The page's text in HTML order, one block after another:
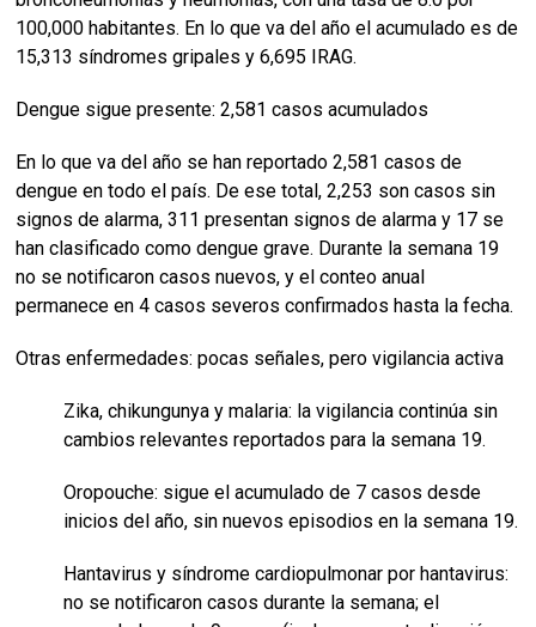
100,000 habitantes. En lo que va del año el acumulado es de
15,313 síndromes gripales y 6,695 IRAG.
Dengue sigue presente: 2,581 casos acumulados
En lo que va del año se han reportado 2,581 casos de
dengue en todo el país. De ese total, 2,253 son casos sin
signos de alarma, 311 presentan signos de alarma y 17 se
han clasificado como dengue grave. Durante la semana 19
no se notificaron casos nuevos, y el conteo anual
permanece en 4 casos severos confirmados hasta la fecha.
Otras enfermedades: pocas señales, pero vigilancia activa
Zika, chikungunya y malaria: la vigilancia continúa sin
cambios relevantes reportados para la semana 19.
Oropouche: sigue el acumulado de 7 casos desde
inicios del año, sin nuevos episodios en la semana 19.
Hantavirus y síndrome cardiopulmonar por hantavirus:
no se notificaron casos durante la semana; el